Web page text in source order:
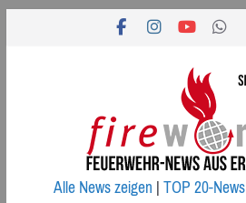
Alle News zeigen|TOP 20-News